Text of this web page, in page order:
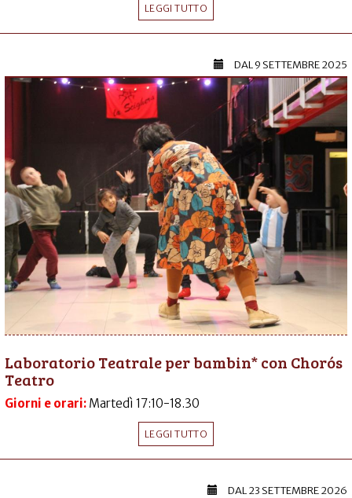
LEGGI TUTTO
DAL9 SETTEMBRE 2025
Laboratorio Teatrale per bambin* con Chorós
Teatro
Giorni e orari: Martedì 17:10-18.30
LEGGI TUTTO
DAL23 SETTEMBRE 2026